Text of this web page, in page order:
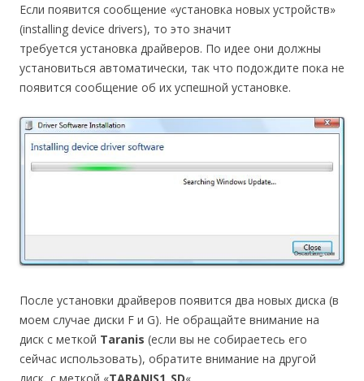
Если появится сообщение «установка новых устройств»
(installing device drivers), то это значит
требуется установка драйверов. По идее они должны
установиться автоматически, так что подождите пока не
появится сообщение об их успешной установке.
После установки драйверов появится два новых диска (в
моем случае диски F и G). Не обращайте внимание на
диск с меткой Taranis (если вы не собираетесь его
сейчас использовать), обратите внимание на другой